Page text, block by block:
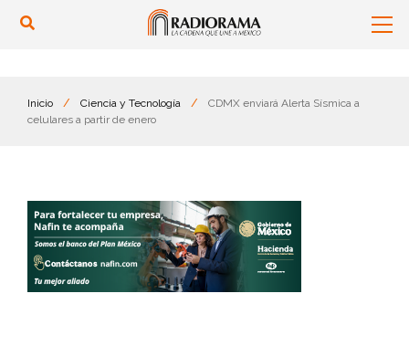
Inicio / Ciencia y Tecnología /
CDMX enviará Alerta Sísmica a
celulares a partir de enero